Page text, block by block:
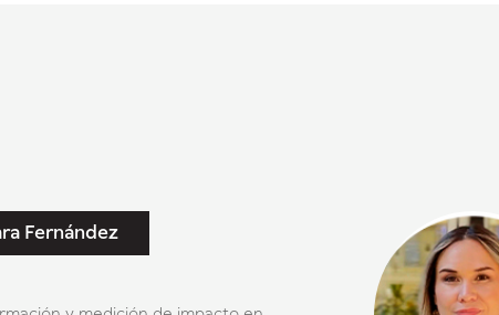
Fernández